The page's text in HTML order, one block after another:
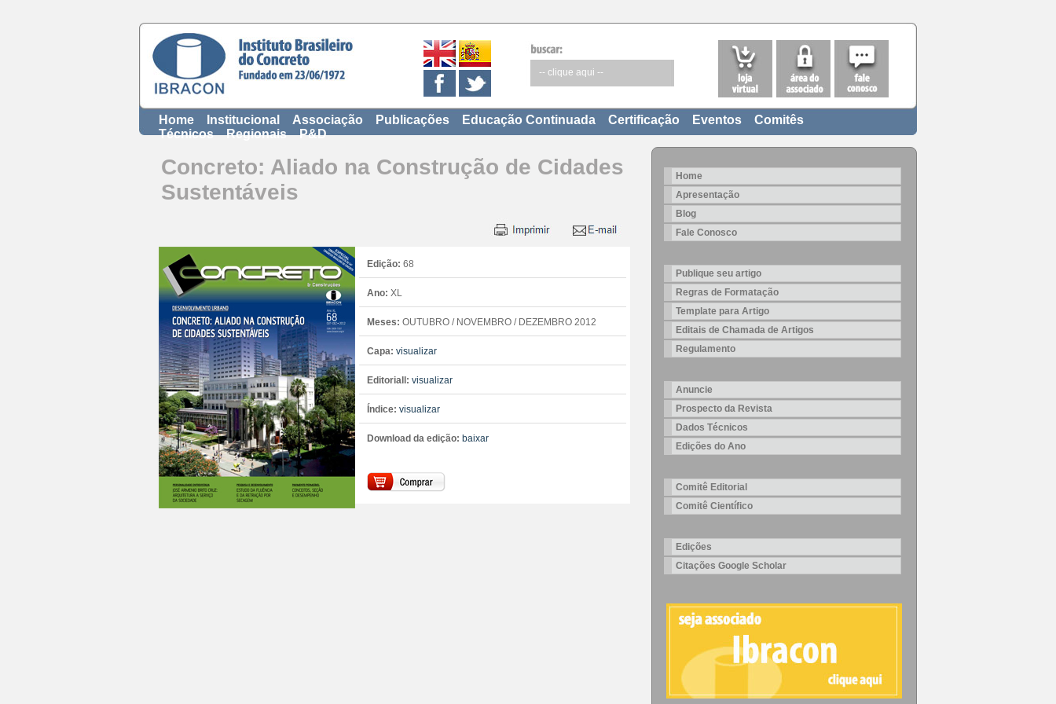
Home Institucional Associação Publicações Educação Continuada Certificação Eventos
Comitês
Técnicos
Regionais P&D
Concreto: Aliado na Construção de Cidades
Sustentáveis
Edição: 68
Ano: XL
Meses: OUTUBRO / NOVEMBRO / DEZEMBRO 2012
Capa: visualizar
Editoriall: visualizar
Índice: visualizar
Download da edição: baixar
Home
Apresentação
Blog
Fale Conosco
Publique seu artigo
Regras de Formatação
Template para Artigo
Editais de Chamada de Artigos
Regulamento
Anuncie
Prospecto da Revista
Dados Técnicos
Edições do Ano
Comitê Editorial
Comitê Científico
Edições
Citações Google Scholar